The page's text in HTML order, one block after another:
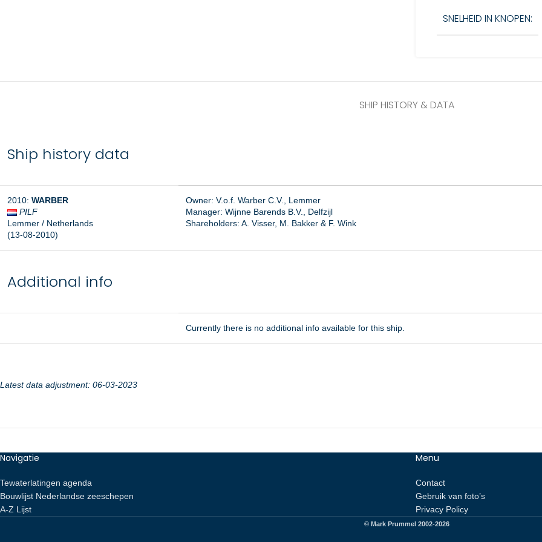
SNELHEID IN KNOPEN:
SHIP HISTORY & DATA
Ship history data
2010: WARBER
PILF
Lemmer / Netherlands
(13-08-2010)
Owner: V.o.f. Warber C.V., Lemmer
Manager: Wijnne Barends B.V., Delfzijl
Shareholders: A. Visser, M. Bakker & F. Wink
Additional info
Currently there is no additional info available for this ship.
Latest data adjustment: 06-03-2023
Navigatie
Tewaterlatingen agenda
Bouwlijst Nederlandse zeeschepen
A-Z Lijst
Menu
Contact
Gebruik van foto’s
Privacy Policy
© Mark Prummel 2002-2026